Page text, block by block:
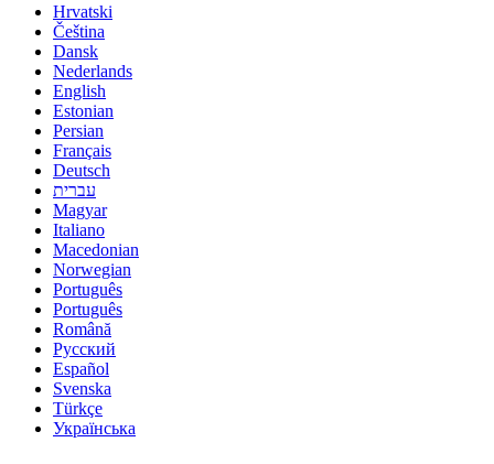
Hrvatski
Čeština
Dansk
Nederlands
English
Estonian
Persian
Français
Deutsch
עברית
Magyar
Italiano
Macedonian
Norwegian
Português
Português
Română
Русский
Español
Svenska
Türkçe
Українська